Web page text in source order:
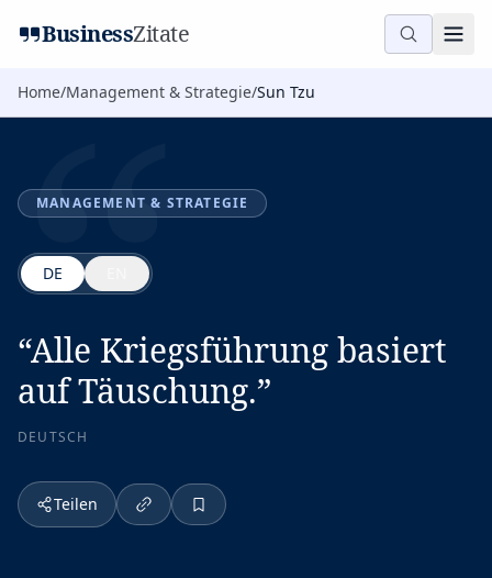
BusinessZitate
Home/Management & Strategie/Sun Tzu
“
MANAGEMENT & STRATEGIE
DE
“Alle Kriegsführung basiert
auf Täuschung.”
DEUTSCH
Teilen